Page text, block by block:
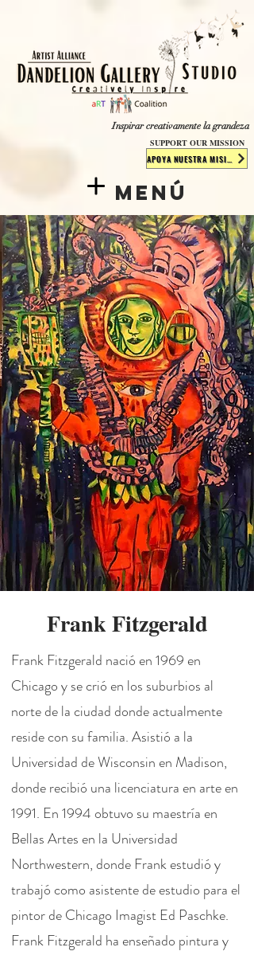
​​​Inspirar creativamente la grandeza
Menú
SUPPORT OUR MISSION
Frank Fitzgerald
Frank Fitzgerald nació en 1969 en
Chicago y se crió en los suburbios al
norte de la ciudad donde actualmente
reside con su familia. Asistió a la
Universidad de Wisconsin en Madison,
donde recibió una licenciatura en arte en
1991. En 1994 obtuvo su maestría en
Bellas Artes en la Universidad
Northwestern, donde Frank estudió y
trabajó como asistente de estudio para el
pintor de Chicago Imagist Ed Paschke.
Frank Fitzgerald ha enseñado pintura y